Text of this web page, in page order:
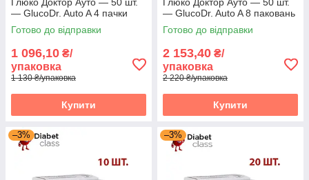
Глюко Доктор Ауто — 50 шт.
— GlucoDr. Auto A 4 пачки
Готово до відправки
1 096,10 ₴/
упаковка
1 130 ₴/упаковка
Купити
Глюко Доктор Ауто — 50 шт.
— GlucoDr. Auto A 8 паковань
Готово до відправки
2 153,40 ₴/
упаковка
2 220 ₴/упаковка
Купити
–3% –3%